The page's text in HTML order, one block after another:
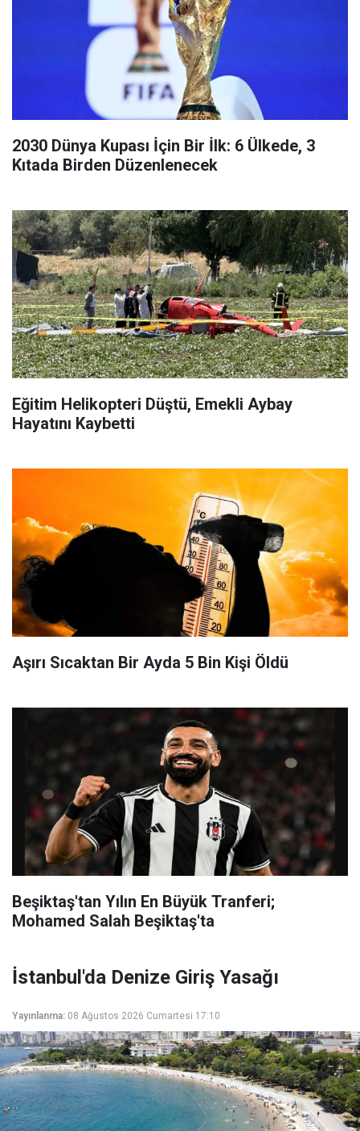
2030 Dünya Kupası İçin Bir İlk: 6 Ülkede, 3
Kıtada Birden Düzenlenecek
Eğitim Helikopteri Düştü, Emekli Aybay
Hayatını Kaybetti
Aşırı Sıcaktan Bir Ayda 5 Bin Kişi Öldü
Beşiktaş'tan Yılın En Büyük Tranferi;
Mohamed Salah Beşiktaş'ta
İstanbul'da Denize Giriş Yasağı
Yayınlanma: 08 Ağustos 2026 Cumartesi 17:10